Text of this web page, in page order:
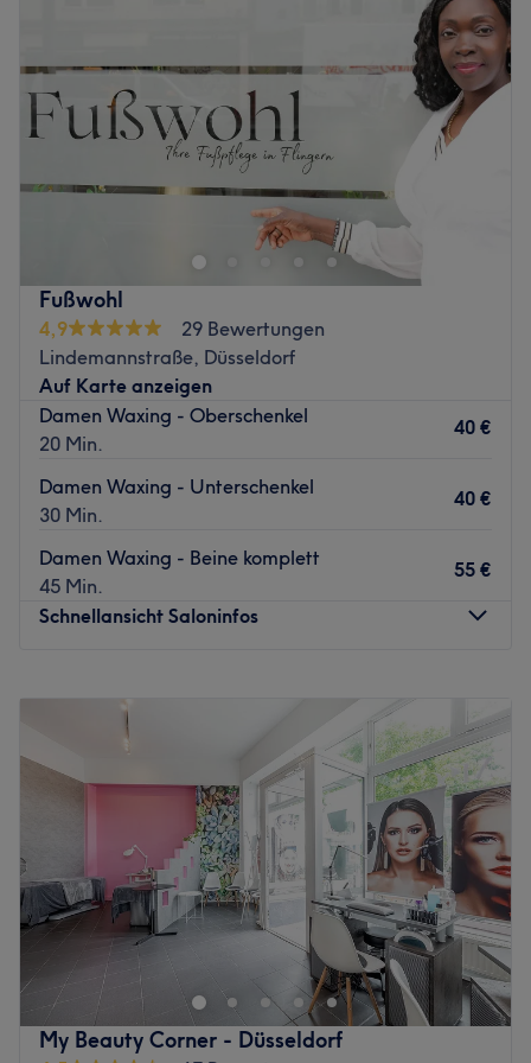
Körperhärchen entfernen lassen willst, bist du hier genau
richtig. Durch die zentrale Lage sind auch die Öffis direkt
um die Ecke. Also worauf wartest du noch?
Zurück zur Salonansicht
18:00
–18:00
Samstag
–15:30
Sonntag
Geschlossen
Möchtest du dich von Kopf bis Fuß verwöhnen lassen?
Dann bist du bei create only beauty genau richtig.
Zentral gelegen, ist der Salon superleicht zu erreichen,
sodass deinem nächsten Beautymoment nur noch der
passende Termin fehlt. Diesen buchst du dir am besten
online oder per App mit Treatwell.
Zurück zur Salonansicht
Fußwohl
4,9
29 Bewertungen
Lindemannstraße, Düsseldorf
Auf Karte anzeigen
Damen Waxing - Oberschenkel
20 Min.
40 €
Damen Waxing - Unterschenkel
30 Min.
40 €
Damen Waxing - Beine komplett
45 Min.
55 €
Schnellansicht Saloninfos
Dienstag
13:00
Mittwoch
13:00–19:00
Donnerstag
13:00–19:00
Freitag
13:00–19:00
10:00 –16:00
Sonntag
Geschlossen
Bei Fußwohl in Düsseldorf Flingern kriegst du die
allerschönsten Füße und Nägel - mit Topqualität zu
fairen Preisen! Bei der vielfältigen Auswahl an Services
wie Medizinische Fußpflege, Fußpflege Deluxe, Pediküre,
Fußmassage und sogar Epilationsbehandlungen bleibt
kein Wunsch unerfült. Gönn deinen Füßen ein
My Beauty Corner - Düsseldorf